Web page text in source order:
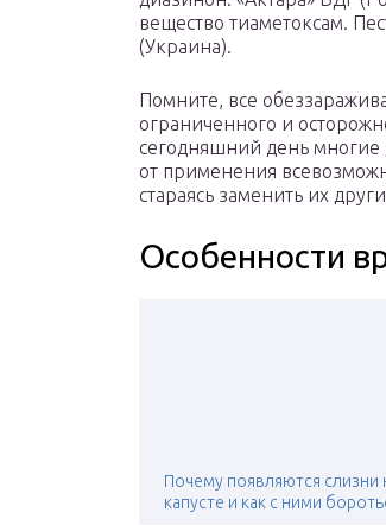
вещество тиаметоксам.
(Украина).
Помните, все
ограниченного и
сегодняшний день многие
от применения
стараясь заменить их
Особенности
Почему появляются слизни
капусте и как с ними